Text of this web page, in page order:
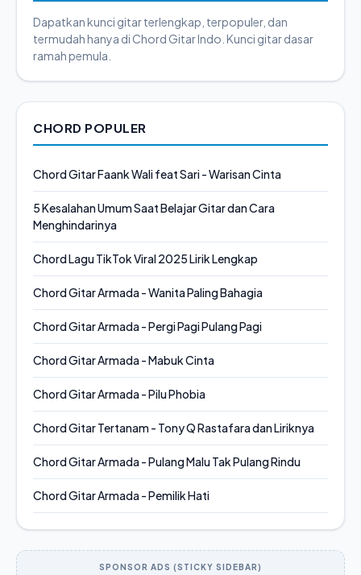
Dapatkan kunci gitar terlengkap, terpopuler, dan
termudah hanya di Chord Gitar Indo. Kunci gitar dasar
ramah pemula.
CHORD POPULER
Chord Gitar Faank Wali feat Sari - Warisan Cinta
5 Kesalahan Umum Saat Belajar Gitar dan Cara
Menghindarinya
Chord Lagu TikTok Viral 2025 Lirik Lengkap
Chord Gitar Armada - Wanita Paling Bahagia
Chord Gitar Armada - Pergi Pagi Pulang Pagi
Chord Gitar Armada - Mabuk Cinta
Chord Gitar Armada - Pilu Phobia
Chord Gitar Tertanam - Tony Q Rastafara dan Liriknya
Chord Gitar Armada - Pulang Malu Tak Pulang Rindu
Chord Gitar Armada - Pemilik Hati
SPONSOR ADS (STICKY SIDEBAR)